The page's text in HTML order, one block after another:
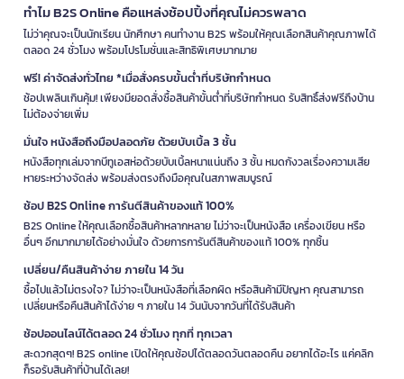
ทำไม B2S Online คือแหล่งช้อปปิ้งที่คุณไม่ควรพลาด
ไม่ว่าคุณจะเป็นนักเรียน นักศึกษา คนทำงาน B2S พร้อมให้คุณเลือกสินค้าคุณภาพได้
ตลอด 24 ชั่วโมง พร้อมโปรโมชั่นและสิทธิพิเศษมากมาย
ฟรี! ค่าจัดส่งทั่วไทย *เมื่อสั่งครบขั้นต่ำที่บริษัทกำหนด
ช้อปเพลินเกินคุ้ม! เพียงมียอดสั่งซื้อสินค้าขั้นต่ำที่บริษัทกำหนด รับสิทธิ์ส่งฟรีถึงบ้าน
ไม่ต้องจ่ายเพิ่ม
มั่นใจ หนังสือถึงมือปลอดภัย ด้วยบับเบิ้ล 3 ชั้น
หนังสือทุกเล่มจากบีทูเอสห่อด้วยบับเบิ้ลหนาแน่นถึง 3 ชั้น หมดกังวลเรื่องความเสีย
หายระหว่างจัดส่ง พร้อมส่งตรงถึงมือคุณในสภาพสมบูรณ์
ช้อป B2S Online การันตีสินค้าของแท้ 100%
B2S Online ให้คุณเลือกซื้อสินค้าหลากหลาย ไม่ว่าจะเป็นหนังสือ เครื่องเขียน หรือ
อื่นๆ อีกมากมายได้อย่างมั่นใจ ด้วยการการันตีสินค้าของแท้ 100% ทุกชิ้น
เปลี่ยน/คืนสินค้าง่าย ภายใน 14 วัน
ซื้อไปแล้วไม่ตรงใจ? ไม่ว่าจะเป็นหนังสือที่เลือกผิด หรือสินค้ามีปัญหา คุณสามารถ
เปลี่ยนหรือคืนสินค้าได้ง่าย ๆ ภายใน 14 วันนับจากวันที่ได้รับสินค้า
ช้อปออนไลน์ได้ตลอด 24 ชั่วโมง ทุกที่ ทุกเวลา
สะดวกสุดๆ! B2S online เปิดให้คุณช้อปได้ตลอดวันตลอดคืน อยากได้อะไร แค่คลิก
ก็รอรับสินค้าที่บ้านได้เลย!